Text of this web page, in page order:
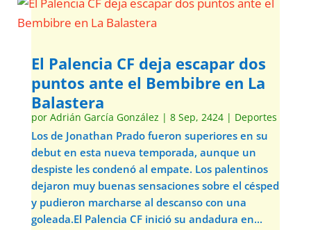
El Palencia CF deja escapar dos
puntos ante el Bembibre en La
Balastera
por Adrián García González | 8 Sep, 2424| Deportes
Los de Jonathan Prado fueron superiores en su
debut en esta nueva temporada, aunque un
despiste les condenó al empate. Los palentinos
dejaron muy buenas sensaciones sobre el césped
y pudieron marcharse al descanso con una
goleada.El Palencia CF inició su andadura en...